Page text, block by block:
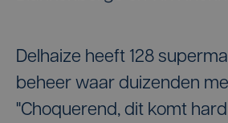
Delhaize heeft 128
beheer waar duizenden
"Choquerend, dit komt